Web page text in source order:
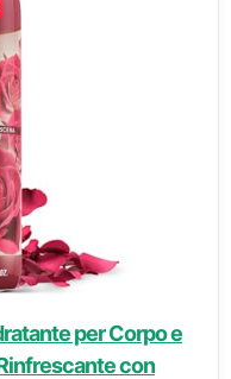
per Corpo e
con